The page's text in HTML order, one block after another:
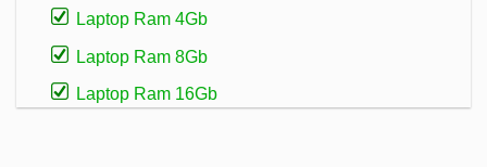
Laptop Ram 4Gb
Laptop Ram 8Gb
Laptop Ram 16Gb